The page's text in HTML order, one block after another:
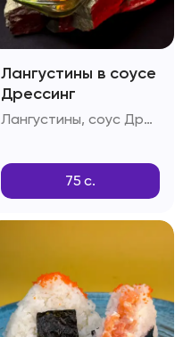
Лангустины в соусе
Дрессинг
Лангустины, соус Дрессинг, салатный лист
75 с.